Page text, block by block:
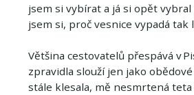
jsem si vybírat a já si opět
jsem si, proč vesnice vypadá tak
Většina cestovatelů přespává v
zpravidla slouží jen jako
stále klesala, mě nesmrtená